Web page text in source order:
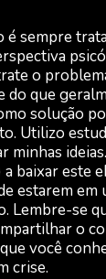
é sempre
o
do que
solução
Utilizo
minhas
baixar este
estarem em
Lembre-se
o
você
crise.